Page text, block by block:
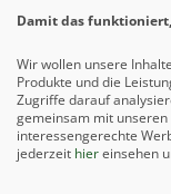
Flow Rechteck
Modernes 3D-Design-
Damit das
Wir wollen unsere
Produkte und die
Zugriffe darauf
gemeinsam mit
interessengerechte
jederzeit hiereinsehen